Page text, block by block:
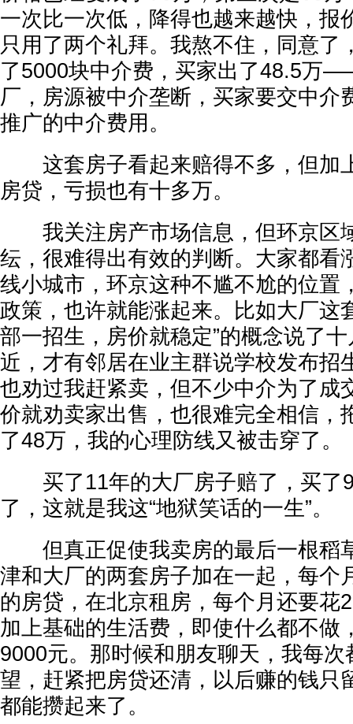
一次比一次低，降得也越来越快，报
只用了两个礼拜。我熬不住，同意了
了5000块中介费，买家出了48.5万
厂，房源被中介垄断，买家要交中介
推广的中介费用。
这套房子看起来赔得不多，但加
房贷，亏损也有十多万。
我关注房产市场信息，但环京区
纭，很难得出有效的判断。大家都看
线小城市，环京这种不尴不尬的位置
政策，也许就能涨起来。比如大厂这
部一招生，房价就稳定”的概念说了
近，才有邻居在业主群说学校发布招
也劝过我赶紧卖，但不少中介为了成
价就劝卖家出售，也很难完全相信，
了48万，我的心理防线又被击穿了。
买了11年的大厂房子赔了，买了9
了，这就是我这“地狱笑话的一生”。
但真正促使我卖房的最后一根稻
津和大厂的两套房子加在一起，每个
的房贷，在北京租房，每个月还要花
加上基础的生活费，即使什么都不做
9000元。那时候和朋友聊天，我每
望，赶紧把房贷还清，以后赚的钱只
都能攒起来了。